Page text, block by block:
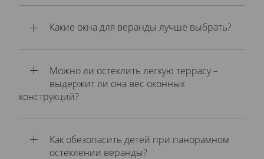
Какие окна для веранды лучше выбрать?
Можно ли остеклить легкую террасу –
выдержит ли она вес оконных
конструкций?
Как обезопасить детей при панорамном
остеклении веранды?